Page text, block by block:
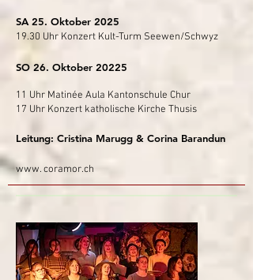
SA 25. Oktober 2025
19.30 Uhr Konzert Kult-Turm Seewen/Schwyz
SO 26. Oktober 20225
11 Uhr Matinée Aula Kantonschule Chur
17 Uhr Konzert katholische Kirche Thusis
Leitung: Cristina Marugg & Corina Barandun
www. coramor.ch